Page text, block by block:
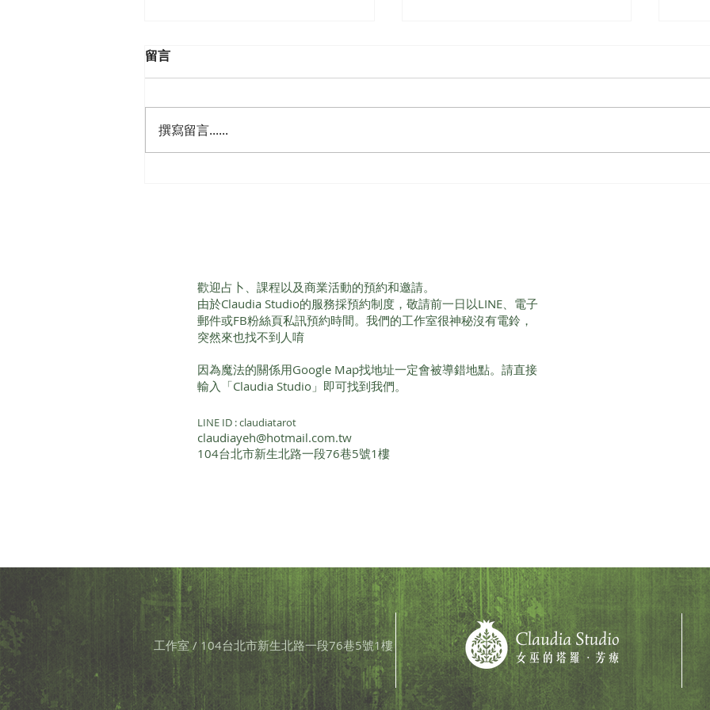
留言
撰寫留言......
歡迎占卜、課程以及商業活動的預約和邀請。
由於Claudia Studio的服務採預約制度，敬請前一日以LINE、電子
郵件或FB粉絲頁私訊預約時間。我們的工作室很神秘沒有電鈴，
突然來也找不到人唷
因為魔法的關係用Google Map找地址一定會被導錯地點。請直接
輸入「Claudia Studio」即可找到我們。
LINE ID : claudiatarot
claudiayeh@hotmail.com.tw
104台北市新生北路一段76巷5號1樓
工作室 / 104台北市新生北路一段76巷5號1樓​